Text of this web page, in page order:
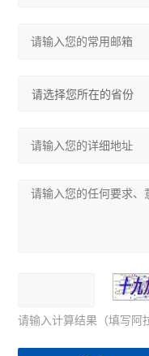
请输入计算结果（填写阿